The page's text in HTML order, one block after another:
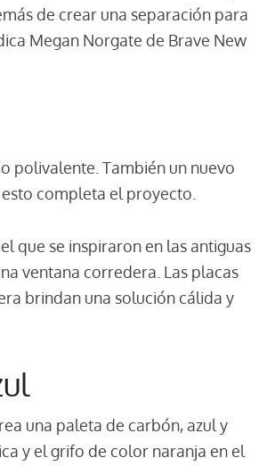
de crear una separación para
Megan Norgate de Brave New
polivalente. También un nuevo
completa el proyecto.
que se inspiraron en las antiguas
ventana corredera. Las placas
brindan una solución cálida y
una paleta de carbón, azul y
y el grifo de color naranja en el